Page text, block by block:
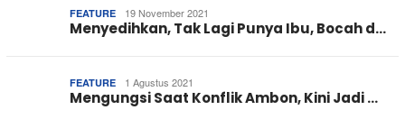
FEATURE 19 November 2021
Menyedihkan, Tak Lagi Punya Ibu, Bocah d…
FEATURE 1 Agustus 2021
Mengungsi Saat Konflik Ambon, Kini Jadi …